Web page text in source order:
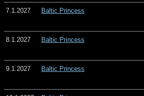
7.1.2027 Baltic Princess
8.1.2027 Baltic Princess
9.1.2027 Baltic Princess